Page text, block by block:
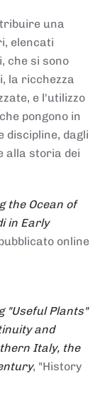
una
elencati
che si sono
la ricchezza
e l'utilizzo
pongono in
discipline, dagli
alla storia dei
the Ocean of
in Early
online
"Useful Plants"
and
Italy, the
, "History